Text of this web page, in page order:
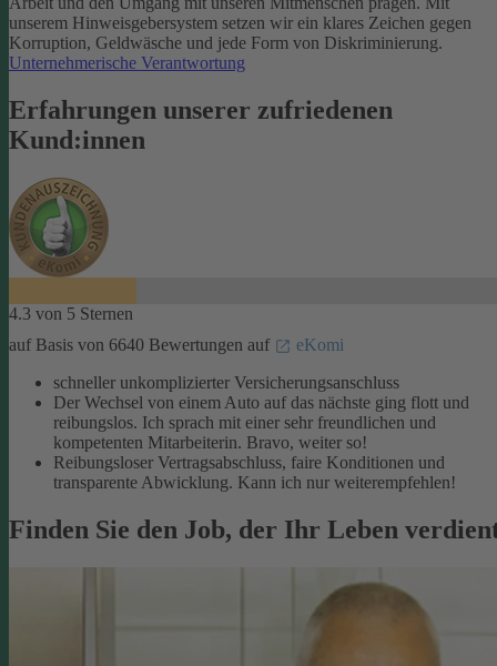
unserem Hinweisgebersystem setzen wir ein klares Zeichen gegen
Korruption, Geldwäsche und jede Form von Diskriminierung.
Unternehmerische Verantwortung
Erfahrungen unserer zufriedenen
Kund:innen
4.3 von 5 Sternen
auf Basis von 6640 Bewertungen auf
eKomi
schneller unkomplizierter Versicherungsanschluss
Der Wechsel von einem Auto auf das nächste ging flott und
reibungslos. Ich sprach mit einer sehr freundlichen und
kompetenten Mitarbeiterin. Bravo, weiter so!
Reibungsloser Vertragsabschluss, faire Konditionen und
transparente Abwicklung. Kann ich nur weiterempfehlen!
Finden Sie den Job, der Ihr Leben